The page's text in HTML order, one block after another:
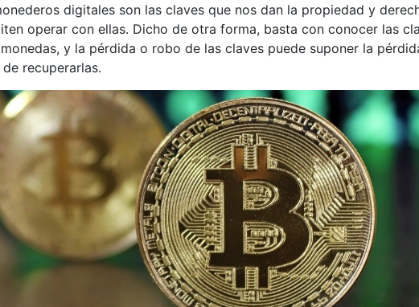
digitales son las claves que nos dan la propiedad y
operar con ellas. Dicho de otra forma, basta con conocer las
y la pérdida o robo de las claves puede suponer la
recuperarlas.